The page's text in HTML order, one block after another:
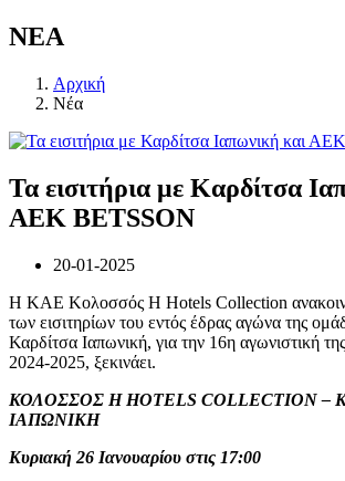
ΝΕΑ
Αρχική
Νέα
Τα εισιτήρια με Καρδίτσα
ΑΕΚ BETSSON
20-01-2025
Η ΚΑΕ Κολοσσός H Hotels Collection
των εισιτηρίων του εντός έδρας αγώνα της
Καρδίτσα Ιαπωνική, για την 16η αγωνιστική
2024-2025, ξεκινάει.
ΚΟΛΟΣΣΟΣ H HOTELS COLLECTION –
ΙΑΠΩΝΙΚΗ
Κυριακή 26 Ιανουαρίου στις 17:00